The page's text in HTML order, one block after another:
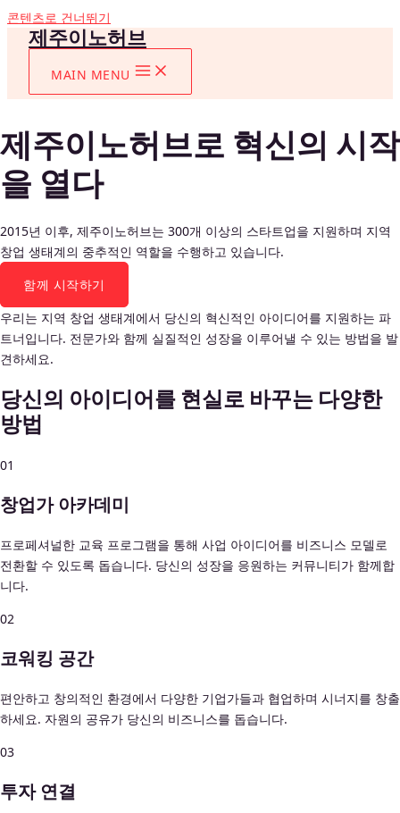
콘텐츠로 건너뛰기
제주이노허브
MAIN MENU
제주이노허브로 혁신의 시작
을 열다
2015년 이후, 제주이노허브는 300개 이상의 스타트업을 지원하며 지역
창업 생태계의 중추적인 역할을 수행하고 있습니다.
함께 시작하기
우리는 지역 창업 생태계에서 당신의 혁신적인 아이디어를 지원하는 파
트너입니다. 전문가와 함께 실질적인 성장을 이루어낼 수 있는 방법을 발
견하세요.
당신의 아이디어를 현실로 바꾸는 다양한
방법
01
창업가 아카데미
프로페셔널한 교육 프로그램을 통해 사업 아이디어를 비즈니스 모델로
전환할 수 있도록 돕습니다. 당신의 성장을 응원하는 커뮤니티가 함께합
니다.
02
코워킹 공간
편안하고 창의적인 환경에서 다양한 기업가들과 협업하며 시너지를 창출
하세요. 자원의 공유가 당신의 비즈니스를 돕습니다.
03
투자 연결